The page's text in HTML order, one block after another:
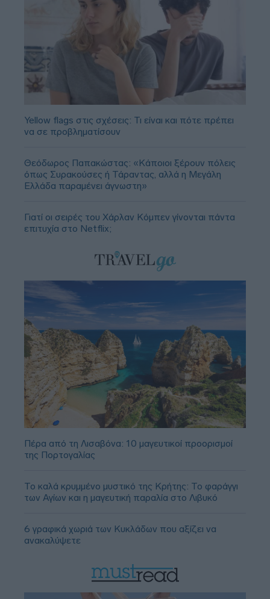
Yellow flags στις σχέσεις: Τι είναι και πότε πρέπει
να σε προβληματίσουν
Θεόδωρος Παπακώστας: «Κάποιοι ξέρουν πόλεις
όπως Συρακούσες ή Τάραντας, αλλά η Μεγάλη
Ελλάδα παραμένει άγνωστη»
Γιατί οι σειρές του Χάρλαν Κόμπεν γίνονται πάντα
επιτυχία στο Netflix;
Πέρα από τη Λισαβόνα: 10 μαγευτικοί προορισμοί
της Πορτογαλίας
Το καλά κρυμμένο μυστικό της Κρήτης: Το φαράγγι
των Αγίων και η μαγευτική παραλία στο Λιβυκό
6 γραφικά χωριά των Κυκλάδων που αξίζει να
ανακαλύψετε